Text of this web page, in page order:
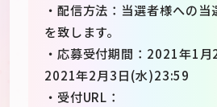
・配信方法：当選者様への
を致します。
・応募受付期間：2021年1
2021年2月3日(水)23:59
・受付URL：